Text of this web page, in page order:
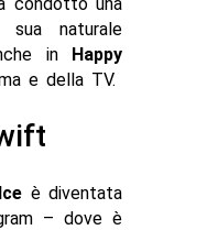
naturale
in
Happy
e della TV.
è diventata
– dove è